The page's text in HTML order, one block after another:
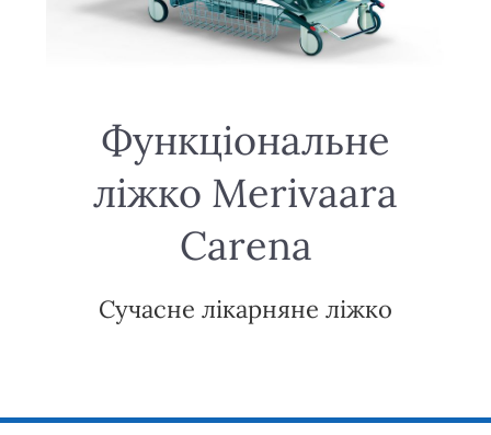
Функціональне
ліжко Merivaara
Carena
Сучасне лікарняне ліжко